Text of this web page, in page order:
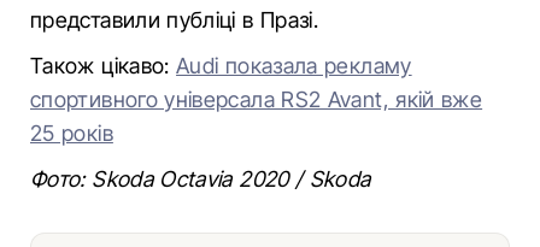
представили публіці в Празі.
Також цікаво:Audi показала рекламу
спортивного універсала RS2 Avant, якій вже
25 років
Фото: Skoda Octavia 2020 / Skoda